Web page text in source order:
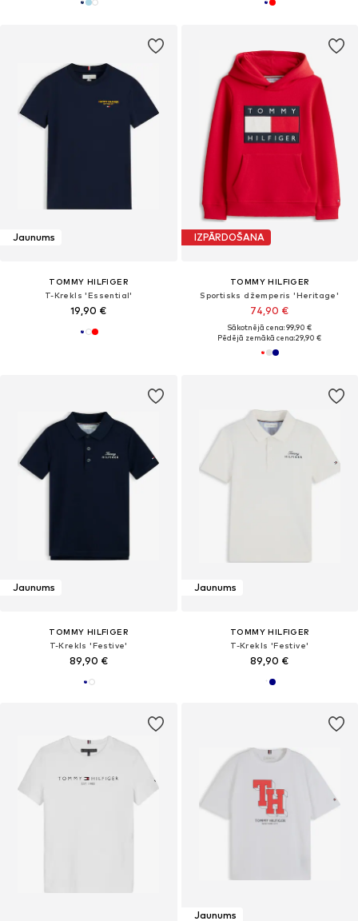
Jaunums
TOMMY HILFIGER
T-Krekls 'Essential'
19,90 €
IZPĀRDOŠANA
TOMMY HILFIGER
Sportisks džemperis 'Heritage'
74,90 €
Sākotnējā cena: 99,90 €
Pēdējā zemākā cena:29,90 €
Jaunums
TOMMY HILFIGER
T-Krekls 'Festive'
89,90 €
Jaunums
TOMMY HILFIGER
T-Krekls 'Festive'
89,90 €
Jaunums